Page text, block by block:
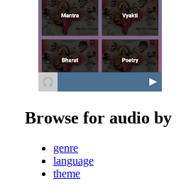
Browse for audio by
genre
language
theme